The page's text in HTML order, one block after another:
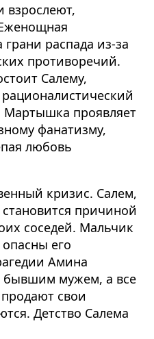
взрослеют,
распада из-за
противоречий.
Салему,
Мартышка проявляет
фанатизму,
любовь
кризис. Салем,
причиной
соседей. Мальчик
его
Амина
бывшим мужем, а все
свои
Детство Салема